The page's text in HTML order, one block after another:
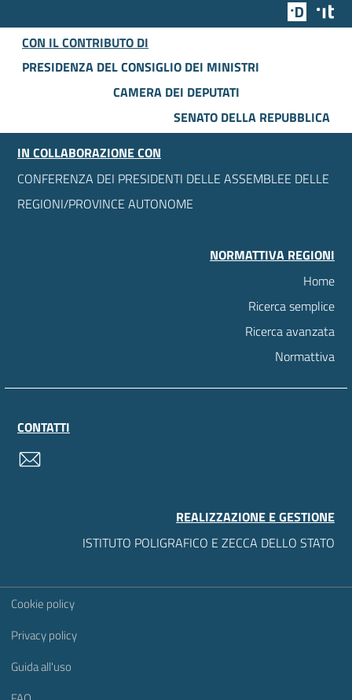
Team
CON IL CONTRIBUTO DI
PRESIDENZA DEL CONSIGLIO DEI MINISTRI
CAMERA DEI DEPUTATI
SENATO DELLA REPUBBLICA
IN COLLABORAZIONE CON
CONFERENZA DEI PRESIDENTI DELLE ASSEMBLEE DELLE
REGIONI/PROVINCE AUTONOME
NORMATTIVA REGIONI
Home
Ricerca semplice
Ricerca avanzata
Normattiva
CONTATTI
REALIZZAZIONE E GESTIONE
ISTITUTO POLIGRAFICO E ZECCA DELLO STATO
Sezione Link Utili
Cookie policy
Privacy policy
Guida all'uso